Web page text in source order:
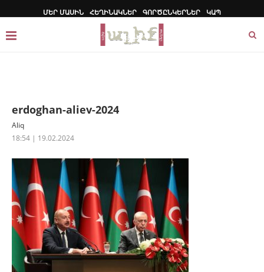
ՄԵՐ ՄԱՍԻՆ ՀԵՂԻՆԱԿՆԵՐ ԳՈՐԾԸՆԿԵՐՆԵՐ ԿԱՊ
erdoghan-aliev-2024
Aliq
18:54 | 19.02.2024